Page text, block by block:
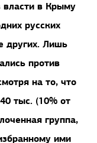
власти в Крыму
русских
других. Лишь
против
на то, что
тыс. (10% от
группа,
ими